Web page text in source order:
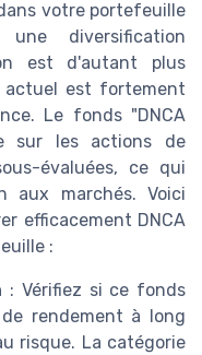
votre portefeuille
diversification
est d'autant plus
est fortement
Le fonds "DNCA
sur les actions de
évaluées, ce qui
aux marchés. Voici
efficacement DNCA
:
: Vérifiez si ce fonds
rendement à long
risque. La catégorie